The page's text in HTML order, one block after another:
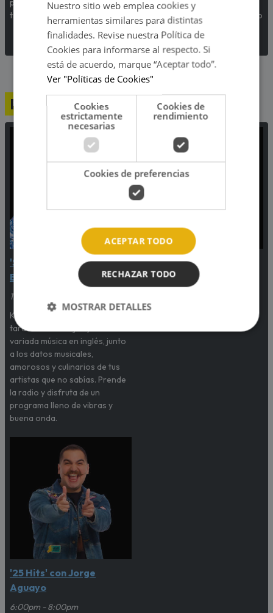
preocupación por su imagen
tras el estreno de 'Petal'.
lucha contra el hambre en el
Perú, con el respaldo del Banco
de Alimentos.
Programación
'Sisoi' con Karina
Betancourt
1:00pm - 4:00pm
Karina Betancourt activa tus
tardes con la mejor y más
variada música en inglés, junto
a los datos musicales,
amorosos y culinarios de tus
artistas que no sabías. Prende
la radio y disfruta de un
programa lleno de vibras y
buena onda.
Música Continuada
4:00pm - 6:00pm
'25 Hits' con Jorge
Aguayo
6:00pm - 8:00pm
Nuestro sitio web emplea cookies y
herramientas similares para distintas
finalidades. Revise nuestra Política de
Cookies para informarse al respecto. Si
está de acuerdo, marque “Aceptar todo”.
Ver "Políticas de Cookies"
Cookies
estrictamente
necesarias
Cookies de
rendimiento
Cookies de preferencias
ACEPTAR TODO
RECHAZAR TODO
MOSTRAR DETALLES